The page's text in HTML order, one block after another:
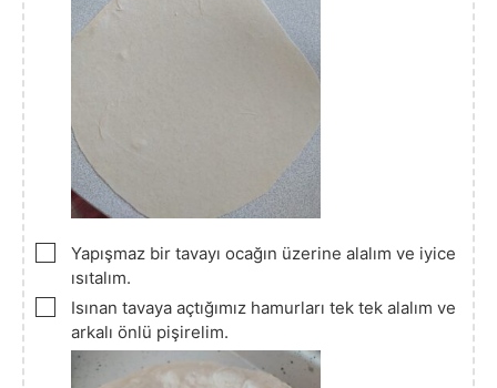
▢
Yapışmaz bir tavayı ocağın üzerine alalım ve iyice
ısıtalım.
▢
Isınan tavaya açtığımız hamurları tek tek alalım ve
arkalı önlü pişirelim.